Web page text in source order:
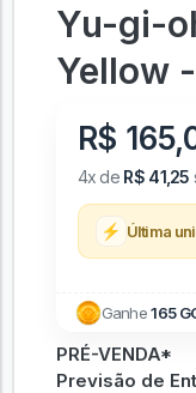
Yu-gi-
Yellow
R$
4x de R$ 41,25
⚡ Última
Ganhe165
PRÉ-VENDA*
Previsão de